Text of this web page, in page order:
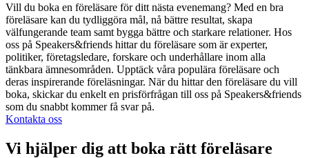
Vill du boka en föreläsare för ditt nästa evenemang? Med en bra
föreläsare kan du tydliggöra mål, nå bättre resultat, skapa
välfungerande team samt bygga bättre och starkare relationer. Hos
oss på Speakers&friends hittar du föreläsare som är experter,
politiker, företagsledare, forskare och underhållare inom alla
tänkbara ämnesområden. Upptäck våra populära föreläsare och
deras inspirerande föreläsningar. När du hittar den föreläsare du vill
boka, skickar du enkelt en prisförfrågan till oss på Speakers&friends
som du snabbt kommer få svar på.
Kontakta oss
Vi hjälper dig att boka rätt föreläsare